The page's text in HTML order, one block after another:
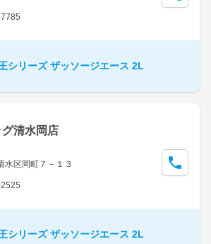
シリーズ ザッソージエース 2L
グ清水岡店
水区岡町７－１３
シリーズ ザッソージエース 2L